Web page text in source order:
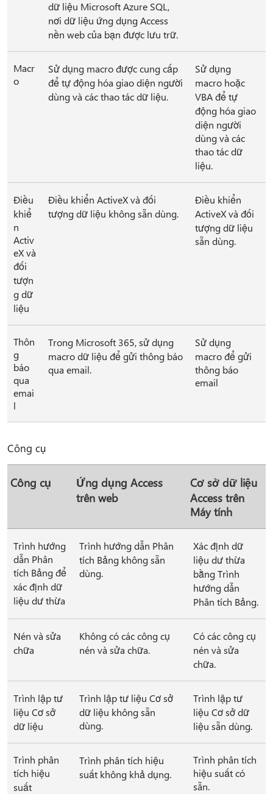
dữ liệu Microsoft Azure SQL,
nơi dữ liệu ứng dụng Access
nền web của bạn được lưu trữ.
Macr
o
Sử dụng macro được cung cấp
để tự động hóa giao diện người
dùng và các thao tác dữ liệu.
Sử dụng
macro hoặc
VBA để tự
động hóa giao
diện người
dùng và các
thao tác dữ
liệu.
Điều
khiể
n
Activ
eX và
đối
tượn
g dữ
liệu
Điều khiển ActiveX và đối
tượng dữ liệu không sẵn dùng.
Điều khiển
ActiveX và đối
tượng dữ liệu
sẵn dùng.
Thôn
g
báo
qua
emai
l
Trong Microsoft 365, sử dụng
macro dữ liệu để gửi thông báo
qua email.
Sử dụng
macro để gửi
thông báo
email
Công cụ
Công cụ
Ứng dụng Access
trên web
Cơ sở dữ liệu
Access trên
Máy tính
Trình hướng
dẫn Phân
tích Bảng để
xác định dữ
liệu dư thừa
Trình hướng dẫn Phân
tích Bảng không sẵn
dùng.
Xác định dữ
liệu dư thừa
bằng Trình
hướng dẫn
Phân tích Bảng.
Nén và sửa
chữa
Không có các công cụ
nén và sửa chữa.
Có các công cụ
nén và sửa
chữa.
Trình lập tư
liệu Cơ sở
dữ liệu
Trình lập tư liệu Cơ sở
dữ liệu không sẵn
dùng.
Trình lập tư
liệu Cơ sở dữ
liệu sẵn dùng.
Trình phân
tích hiệu
suất
Trình phân tích hiệu
suất không khả dụng.
Trình phân tích
hiệu suất có
sẵn.